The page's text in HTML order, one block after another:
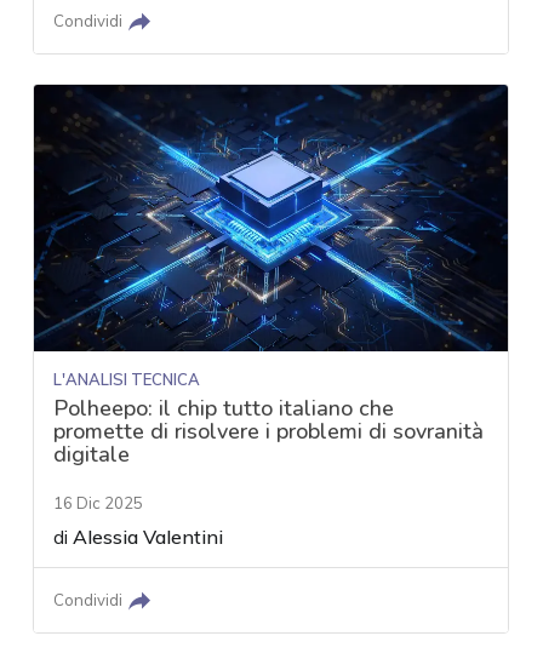
Condividi
L'ANALISI TECNICA
Polheepo: il chip tutto italiano che
promette di risolvere i problemi di sovranità
digitale
16 Dic 2025
diAlessia Valentini
Condividi